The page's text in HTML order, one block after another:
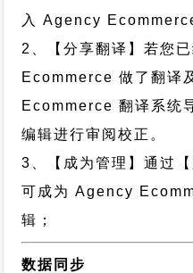
入 Agency
2、【分享翻译】若您
Ecommerce 做了翻译
Ecommerce 翻译系统
编辑进行审阅校正。
3、【成为管理】通过
可成为 Agency
辑；
数据同步